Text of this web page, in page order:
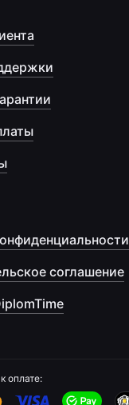
соглашение
оплате: